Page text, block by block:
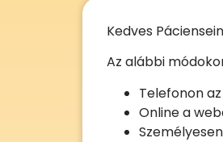
Kedves
Az alábbi
Telefonon
Online a